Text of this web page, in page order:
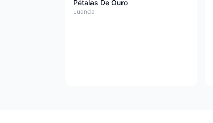
Pétalas De Ouro
Luanda